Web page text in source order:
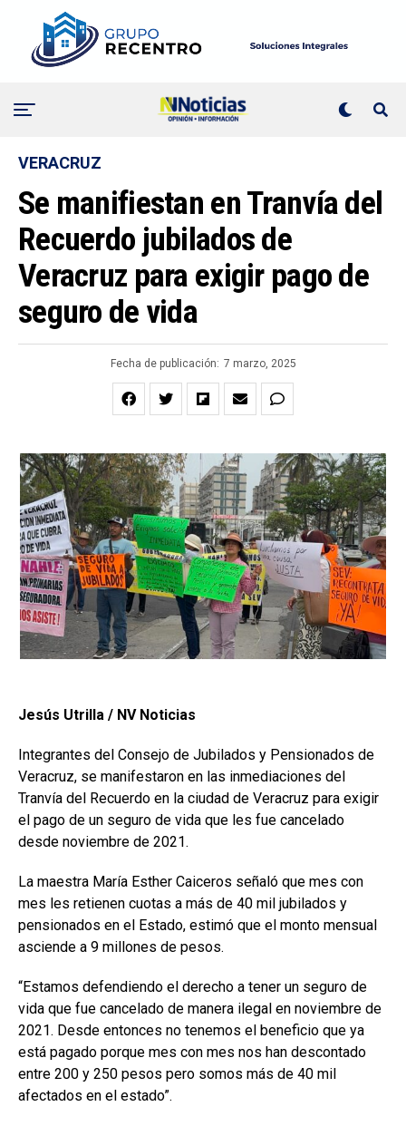
VERACRUZ
Se manifiestan en Tranvía del
Recuerdo jubilados de
Veracruz para exigir pago de
seguro de vida
Fecha de publicación: 7 marzo, 2025
Jesús Utrilla / NV Noticias
Integrantes del Consejo de Jubilados y Pensionados de
Veracruz, se manifestaron en las inmediaciones del
Tranvía del Recuerdo en la ciudad de Veracruz para exigir
el pago de un seguro de vida que les fue cancelado
desde noviembre de 2021.
La maestra María Esther Caiceros señaló que mes con
mes les retienen cuotas a más de 40 mil jubilados y
pensionados en el Estado, estimó que el monto mensual
asciende a 9 millones de pesos.
“Estamos defendiendo el derecho a tener un seguro de
vida que fue cancelado de manera ilegal en noviembre de
2021. Desde entonces no tenemos el beneficio que ya
está pagado porque mes con mes nos han descontado
entre 200 y 250 pesos pero somos más de 40 mil
afectados en el estado”.